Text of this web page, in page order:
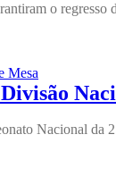
o
Mesa
Nacional da